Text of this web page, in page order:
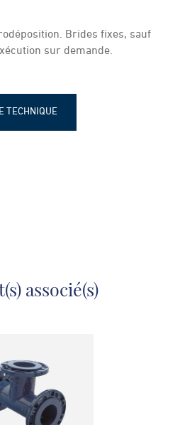
Brides fixes, sauf
sur demande.
TECHNIQUE
associé(s)